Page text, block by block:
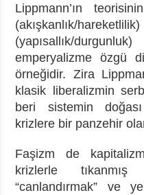
Lippmann’ın
(akışkanlık/
(yapısallık/
emperyalizme özgü
örneğidir. Zira
klasik liberalizmin
beri sistemin
krizlere bir panzehir
Faşizm de
krizlerle
“canlandırmak” ve